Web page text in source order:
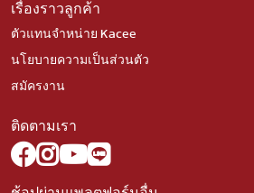
เรื่องราวลูกค้า
ตัวแทนจำหน่าย Kacee
นโยบายความเป็นส่วนตัว
สมัครงาน
ติดตามเรา